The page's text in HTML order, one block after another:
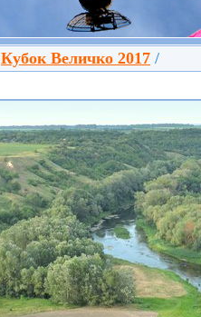
Кубок Величко 2017 /